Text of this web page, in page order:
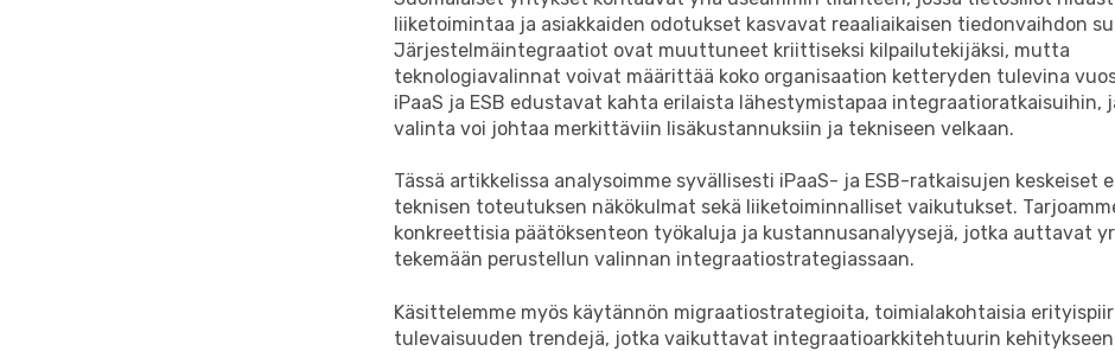
liiketoimintaa ja asiakkaiden odotukset kasvavat reaaliaikaisen tiedonvaihdon
Järjestelmäintegraatiot ovat muuttuneet kriittiseksi kilpailutekijäksi, mutta
teknologiavalinnat voivat määrittää koko organisaation ketteryden tulevina
iPaaS ja ESB edustavat kahta erilaista lähestymistapaa integraatioratkaisuihin,
valinta voi johtaa merkittäviin lisäkustannuksiin ja tekniseen velkaan.
Tässä artikkelissa analysoimme syvällisesti iPaaS- ja ESB-ratkaisujen keskeiset
teknisen toteutuksen näkökulmat sekä liiketoiminnalliset vaikutukset.
konkreettisia päätöksenteon työkaluja ja kustannusanalyysejä, jotka auttavat
tekemään perustellun valinnan integraatiostrategiassaan.
Käsittelemme myös käytännön migraatiostrategioita, toimialakohtaisia
tulevaisuuden trendejä, jotka vaikuttavat integraatioarkkitehtuurin